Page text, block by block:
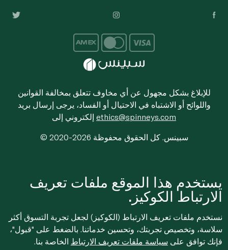
للإبلاغ بشكل مجهول عن أي مخاوف تتعلق بمخالفة القوانين
واللوائح أو الاشتباه في الاحتيال أو الفساد، يرجى إرسال بريد
ethics@spinneys.com
© 2020-2026 سبينس. كل الحقوق محفوظة
يستخدم هذا الموقع ملفات تعريف
الارتباط الكوكيز.
نستخدم ملفات تعريف الارتباط (الكوكيز) لجعل تجربة التسوق أكثر
سلاسة، وتخصيص تجربتك، وتحسين خدماتنا. بالضغط على "قبول"،
فإنك توافق على سياسة ملفات تعريف الارتباط الخاصة بنا.